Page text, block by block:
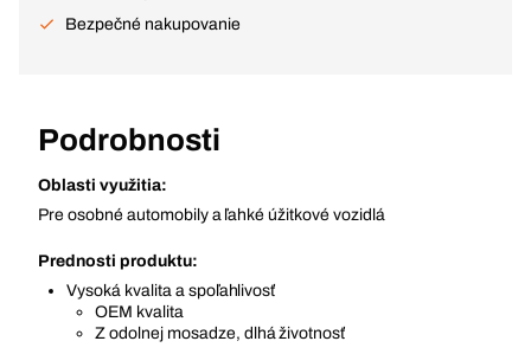
Bezpečné nakupovanie
Podrobnosti
Oblasti využitia:
Pre osobné automobily a ľahké úžitkové vozidlá
Prednosti produktu:
Vysoká kvalita a spoľahlivosť
OEM kvalita
Z odolnej mosadze, dlhá životnosť